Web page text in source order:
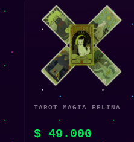
TAROT MAGIA FELINA
$ 49.000